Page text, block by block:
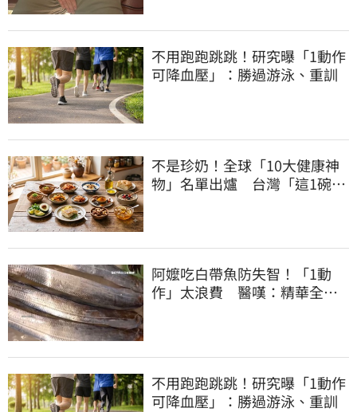
不用跑跑跳跳！研究曝「1動作
可降血壓」：勝過游泳、重訓
不是珍奶！全球「10大健康神
物」名單出爐 台灣「這1碗」
阿嬤吃白帶魚防失智！「1動
作」太浪費 醫嘆：精華全沒
不用跑跑跳跳！研究曝「1動作
可降血壓」：勝過游泳、重訓